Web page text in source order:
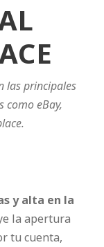
las principales
como eBay,
y alta en la
la apertura
tu cuenta,